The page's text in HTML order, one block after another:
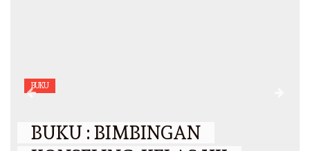
BUKU
BUKU : BIMBINGAN